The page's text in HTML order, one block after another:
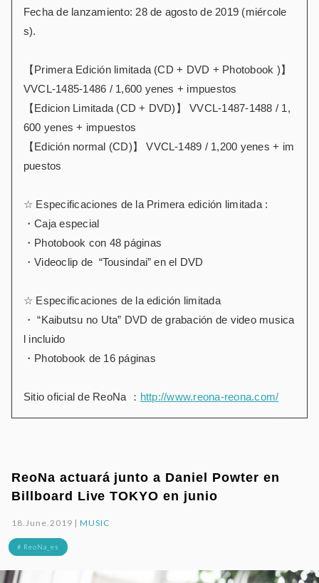
Fecha de lanzamiento: 28 de agosto de 2019 (miércole
s).
【Primera Edición limitada (CD + DVD + Photobook )】
VVCL-1485-1486 / 1,600 yenes + impuestos
【Edicion Limitada (CD + DVD)】 VVCL-1487-1488 / 1,
600 yenes + impuestos
【Edición normal (CD)】 VVCL-1489 / 1,200 yenes + im
puestos
☆ Especificaciones de la Primera edición limitada :
・Caja especial
・Photobook con 48 páginas
・Videoclip de “Tousindai” en el DVD
☆ Especificaciones de la edición limitada
・ “Kaibutsu no Uta” DVD de grabación de video musica
l incluido
・Photobook de 16 páginas
Sitio oficial de ReoNa ： http://www.reona-reona.com/
ReoNa actuará junto a Daniel Powter en
Billboard Live TOKYO en junio
18.June.2019 |MUSIC
# ReoNa_es